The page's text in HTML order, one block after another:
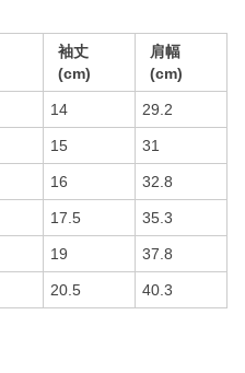
袖丈
(cm)
肩幅
(cm)
14 29.2
15 31
16 32.8
17.5 35.3
19 37.8
20.5 40.3